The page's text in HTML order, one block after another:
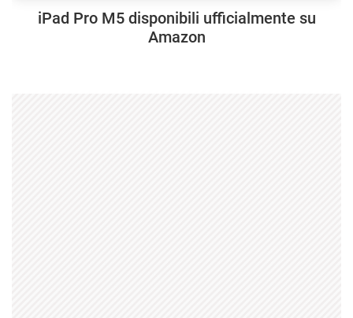
iPad Pro M5 disponibili ufficialmente su
Amazon